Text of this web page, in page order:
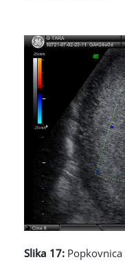
Slika 17: